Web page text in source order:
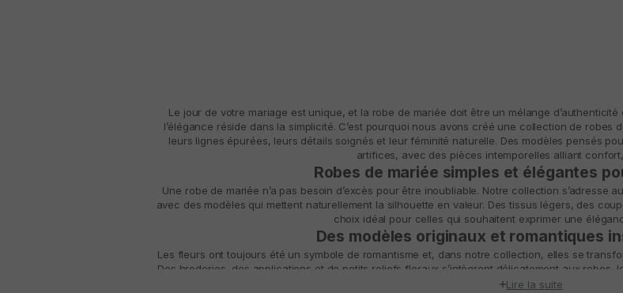
Le jour de votre mariage est unique, et la robe de mariée doit être un mélange
l’élégance réside dans la simplicité. C’est pourquoi nous avons créé une collection de
leurs lignes épurées, leurs détails soignés et leur féminité naturelle. Des modèles pensés
artifices, avec des pièces intemporelles alliant
Robes de mariée simples et élégantes
Une robe de mariée n’a pas besoin d’excès pour être inoubliable. Notre collection
avec des modèles qui mettent naturellement la silhouette en valeur. Des tissus légers, des
choix idéal pour celles qui souhaitent exprimer une
Des modèles originaux et romantiques
Les fleurs ont toujours été un symbole de romantisme et, dans notre collection, elles se
Des broderies, des applications et de petits reliefs floraux s’intègrent délicatement aux
l’essence minimaliste qui nous
Lire la suite